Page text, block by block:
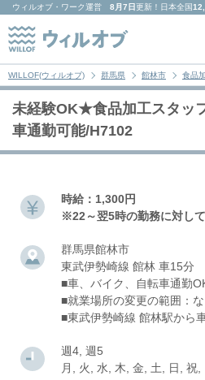
ウィルオブ・ワーク運営 8月7日更新！日本全国
WILLOF(ウィルオブ) 群馬県 館林市 食品
未経験OK★食品加工スタッ
車通勤可能/H7102
時給：1,300円
※22～翌5時の勤務に対し
群馬県館林市
東武伊勢崎線 館林 車15分
■車、バイク、自転車通勤
■就業場所の変更の範囲：な
■東武伊勢崎線 館林駅から
週4, 週5
月, 火, 水, 木, 金, 土, 日, 祝,